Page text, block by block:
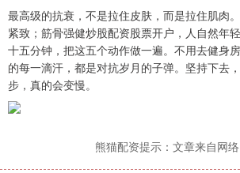
最高级的抗衰，不是拉住皮肤，而是拉住肌肉
紧致；筋骨强健炒股配资股票开户，人自然年
十五分钟，把这五个动作做一遍。不用去健身
的每一滴汗，都是对抗岁月的子弹。坚持下去
步，真的会变慢。
熊猫配资提示：文章来自网络